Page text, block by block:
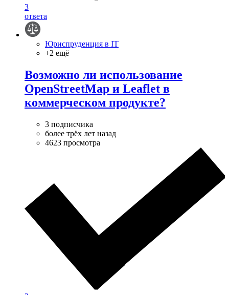
3
ответа
Юриспруденция в IT
+2 ещё
Возможно ли использование
OpenStreetMap и Leaflet в
коммерческом продукте?
3 подписчика
более трёх лет назад
4623 просмотра